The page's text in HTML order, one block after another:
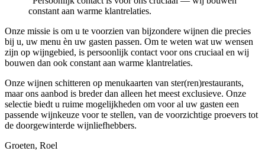
constant aan warme klantrelaties.
Onze missie is om u te voorzien van bijzondere wijnen die precies
bij u, uw menu èn uw gasten passen. Om te weten wat uw wensen
zijn op wijngebied, is persoonlijk contact voor ons cruciaal en wij
bouwen dan ook constant aan warme klantrelaties.
Onze wijnen schitteren op menukaarten van ster(ren)restaurants,
maar ons aanbod is breder dan alleen het meest exclusieve. Onze
selectie biedt u ruime mogelijkheden om voor al uw gasten een
passende wijnkeuze voor te stellen, van de voorzichtige proevers tot
de doorgewinterde wijnliefhebbers.
Groeten, Roel